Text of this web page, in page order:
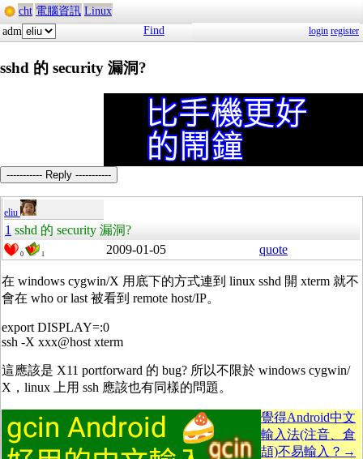
cht 電腦資訊 Linux
adm
Find login register
sshd 的 security 漏洞?
----------- Reply -----------
eliu
1 sshd 的 security 漏洞?
0 1 2009-01-05 quote
在 windows cygwin/X 用底下的方式連到 linux sshd 開 xterm 就不
會在 who or last 被看到 remote host/IP。
export DISPLAY=:0
ssh -X xxx@host xterm
這應該是 X11 portforward 的 bug? 所以不限於 windows cygwin/
X，linux 上用 ssh 應該也有同樣的問題。
覺得Android中文
輸入法(注音、倉
頡)不易輸入？→